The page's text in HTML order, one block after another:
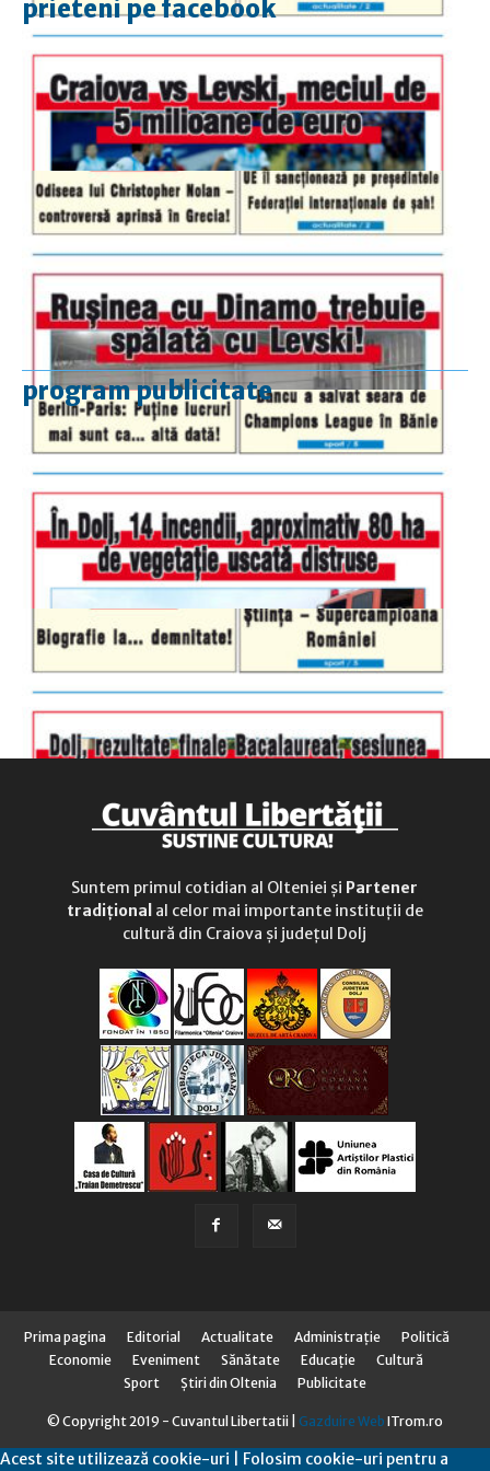
prieteni pe facebook
program publicitate
luni-vineri
9.00 - 17.00
duminică
9.00 - 12.00
Suntem primul cotidian al Olteniei și Partener
tradițional al celor mai importante instituții de
cultură din Craiova și județul Dolj
Prima pagina Editorial Actualitate Administraţie
Politică
Economie
Eveniment Sănătate Educaţie
Cultură
Sport
Știri din Oltenia Publicitate
© Copyright 2019 - Cuvantul Libertatii | Gazduire Web ITrom.ro
Acest site utilizează cookie-uri | Folosim cookie-uri pentru a